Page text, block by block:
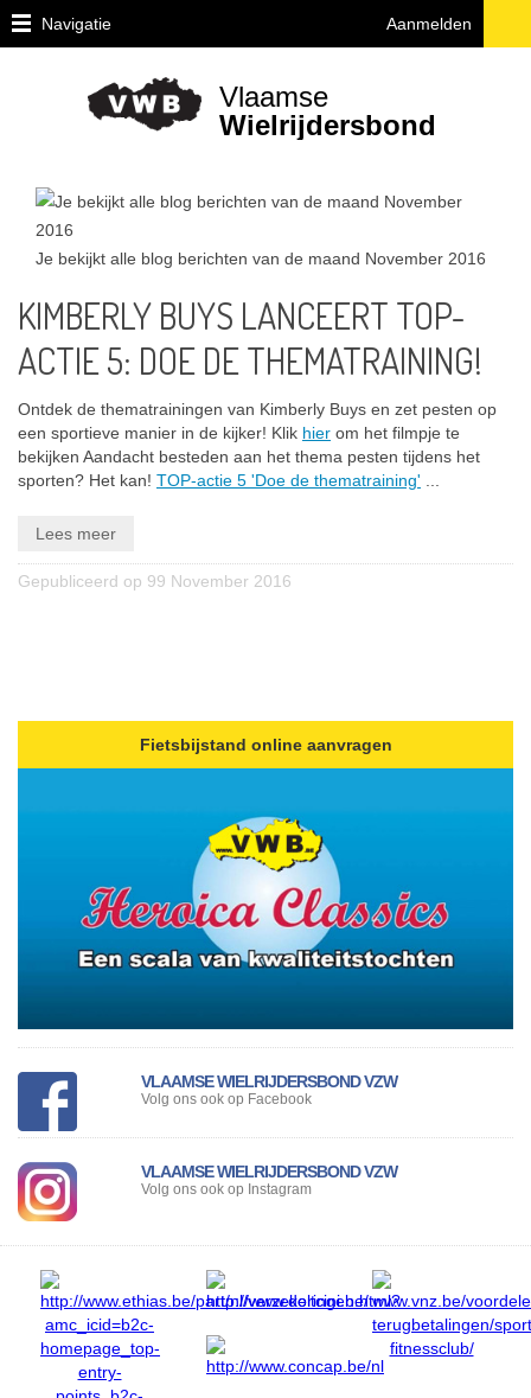
Navigatie Aanmelden
Over
Juridische
vragen
de
Provinciale
afgevaardigden
en
uitleendiensten
Ethiek
/
Media
Miss
Flandrienne
Nieuws
Actueel
Artikels
Veelgestelde
FAQ
Controle
lidmaatschap
Lid
Worden
Kalender
Clubs
Vlaamse
Wielrijdersbond
Je bekijkt alle blog berichten van de maand November 2016
KIMBERLY BUYS LANCEERT TOP-
ACTIE 5: DOE DE THEMATRAINING!
Ontdek de thematrainingen van Kimberly Buys en zet pesten op
een sportieve manier in de kijker! Klik hier om het filmpje te
bekijken Aandacht besteden aan het thema pesten tijdens het
sporten? Het kan! TOP-actie 5 'Doe de thematraining'
Lees meer
Gepubliceerd op 99 November 2016
Fietsbijstand online aanvragen
VLAAMSE WIELRIJDERSBOND VZW
Volg ons ook op Facebook
VLAAMSE WIELRIJDERSBOND VZW
Volg ons ook op Instagram